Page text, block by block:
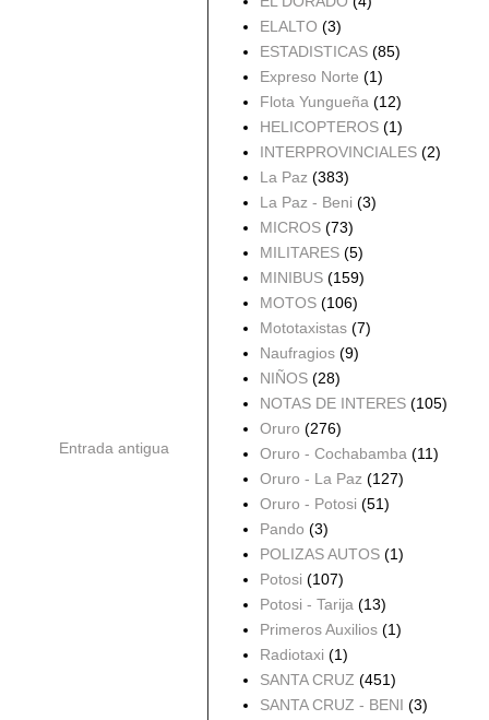
Entrada antigua
ELALTO (3)
ESTADISTICAS (85)
Expreso Norte (1)
Flota Yungueña (12)
HELICOPTEROS (1)
INTERPROVINCIALES (2)
La Paz (383)
La Paz - Beni (3)
MICROS (73)
MILITARES (5)
MINIBUS (159)
MOTOS (106)
Mototaxistas (7)
Naufragios (9)
NIÑOS (28)
NOTAS DE INTERES (105)
Oruro (276)
Oruro - Cochabamba (11)
Oruro - La Paz (127)
Oruro - Potosi (51)
Pando (3)
POLIZAS AUTOS (1)
Potosi (107)
Potosi - Tarija (13)
Primeros Auxilios (1)
Radiotaxi (1)
SANTA CRUZ (451)
SANTA CRUZ - BENI (3)